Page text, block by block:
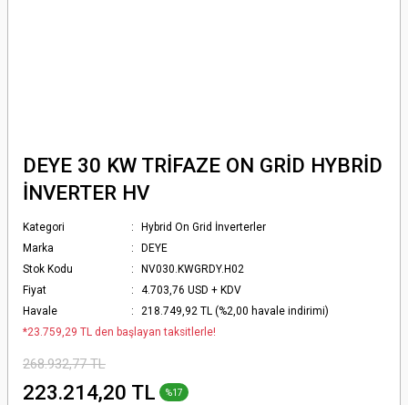
DEYE 30 KW TRİFAZE ON GRİD HYBRİD
İNVERTER HV
Kategori
Hybrid On Grid İnverterler
Marka
DEYE
Stok Kodu
NV030.KWGRDY.H02
Fiyat
4.703,76 USD + KDV
Havale
218.749,92 TL (%2,00 havale indirimi)
*23.759,29 TL den başlayan taksitlerle!
268.932,77 TL
223.214,20 TL %17